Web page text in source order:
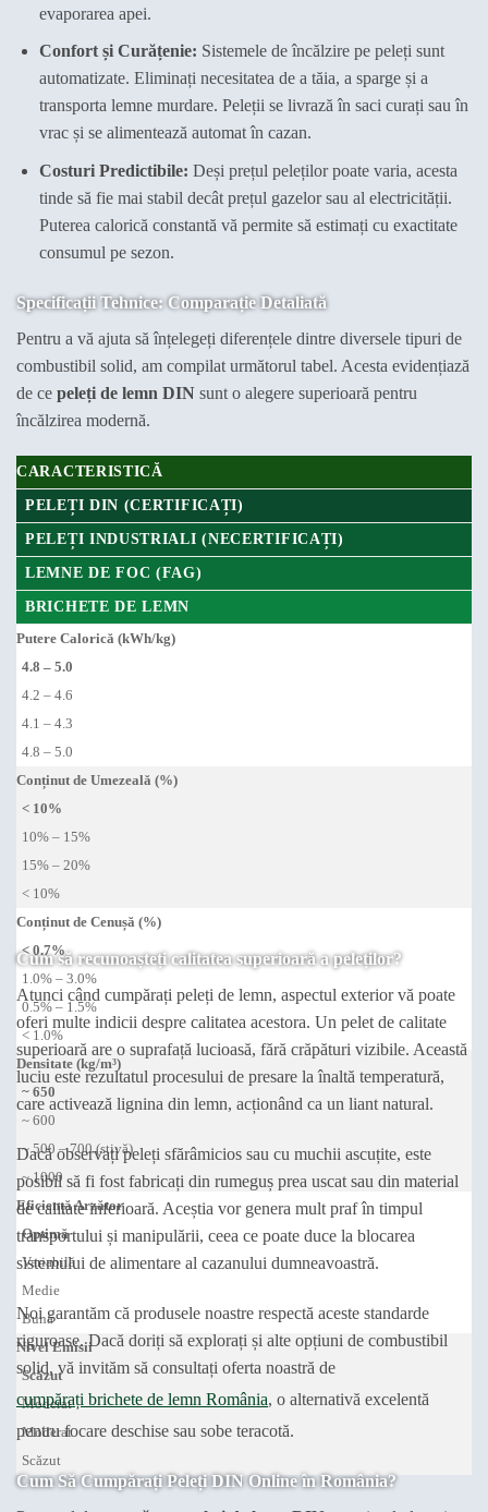
evaporarea apei.
Confort și Curățenie: Sistemele de încălzire pe peleți sunt
automatizate. Eliminați necesitatea de a tăia, a sparge și a
transporta lemne murdare. Peleții se livrază în saci curați sau în
vrac și se alimentează automat în cazan.
Costuri Predictibile: Deși prețul peleților poate varia, acesta
tinde să fie mai stabil decât prețul gazelor sau al electricității.
Puterea calorică constantă vă permite să estimați cu exactitate
consumul pe sezon.
Specificații Tehnice: Comparație Detaliată
Pentru a vă ajuta să înțelegeți diferențele dintre diversele tipuri de
combustibil solid, am compilat următorul tabel. Acesta evidențiază
de ce peleți de lemn DIN sunt o alegere superioară pentru
încălzirea modernă.
CARACTERISTICĂ
PELEȚI DIN (CERTIFICAȚI)
PELEȚI INDUSTRIALI (NECERTIFICAȚI)
LEMNE DE FOC (FAG)
BRICHETE DE LEMN
Putere Calorică (kWh/kg)
4.8 – 5.0
4.2 – 4.6
4.1 – 4.3
4.8 – 5.0
Conținut de Umezeală (%)
< 10%
10% – 15%
15% – 20%
< 10%
Conținut de Cenușă (%)
< 0.7%
1.0% – 3.0%
0.5% – 1.5%
< 1.0%
Densitate (kg/m³)
~ 650
~ 600
~ 500 – 700 (stivă)
~ 1000
Eficiență Arzător
Optimă
Variabilă
Medie
Bună
Nivel Emisii
Scăzut
Moderat
Moderat
Scăzut
Cum să recunoașteți calitatea superioară a peleților?
Atunci când cumpărați peleți de lemn, aspectul exterior vă poate
oferi multe indicii despre calitatea acestora. Un pelet de calitate
superioară are o suprafață lucioasă, fără crăpături vizibile. Această
luciu este rezultatul procesului de presare la înaltă temperatură,
care activează lignina din lemn, acționând ca un liant natural.
Dacă observați peleți sfărâmicios sau cu muchii ascuțite, este
posibil să fi fost fabricați din rumeguș prea uscat sau din material
de calitate inferioară. Aceștia vor genera mult praf în timpul
transportului și manipulării, ceea ce poate duce la blocarea
sistemului de alimentare al cazanului dumneavoastră.
Noi garantăm că produsele noastre respectă aceste standarde
riguroase. Dacă doriți să explorați și alte opțiuni de combustibil
solid, vă invităm să consultați oferta noastră de
cumpărați brichete de lemn România, o alternativă excelentă
pentru focare deschise sau sobe teracotă.
Cum Să Cumpărați Peleți DIN Online în România?